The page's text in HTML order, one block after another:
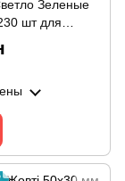
Зеленые
шт для
B21 Pro, B1,